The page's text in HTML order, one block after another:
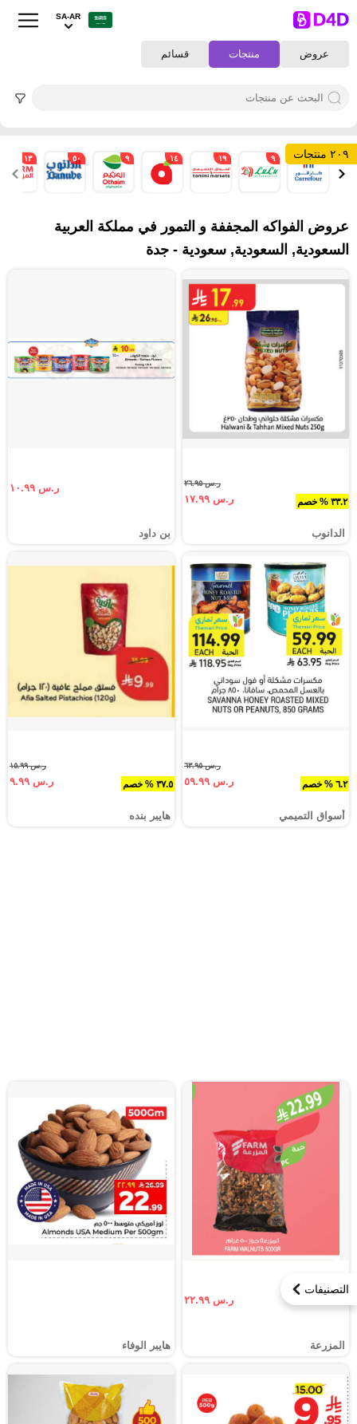
عروض منتجات قسائم
SA-AR
التصنيفات
٢٠٩ منتجات ٣ ٩ ١٩ ١٤ ٩ ٥٠ ١٣
عروض الفواكه المجففة و التمور في مملكة العربية
السعودية, السعودية, سعودية - جدة
٣٣.٢ % خصم
ر.س ٢٦.٩٥
ر.س ١٧.٩٩
الدانوب
ر.س ١٠.٩٩
بن داود
٦.٢ % خصم
ر.س ٦٣.٩٥
ر.س ٥٩.٩٩
أسواق التميمي
٣٧.٥ % خصم
ر.س ١٥.٩٩
ر.س ٩.٩٩
هايبر بنده
ر.س ٢٢.٩٩
المزرعة هايبر الوفاء